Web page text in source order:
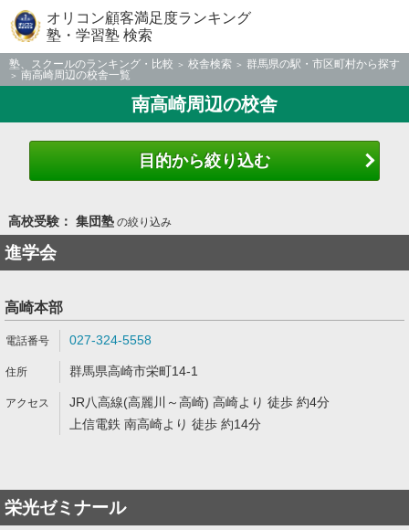
オリコン顧客満足度ランキング
塾・学習塾 検索
塾、スクールのランキング・比較 校舎検索
群馬県の駅・市区町村から探す
南高崎周辺の校舎一覧
南高崎周辺の校舎
目的から絞り込む
高校受験： 集団塾の絞り込み
進学会
高崎本部
027-324-5558
群馬県高崎市栄町14-1
JR八高線(高麗川～高崎) 高崎より 徒歩 約4分
上信電鉄 南高崎より 徒歩 約14分
栄光ゼミナール